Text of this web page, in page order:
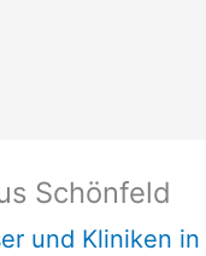
Schönfeld
und Kliniken in